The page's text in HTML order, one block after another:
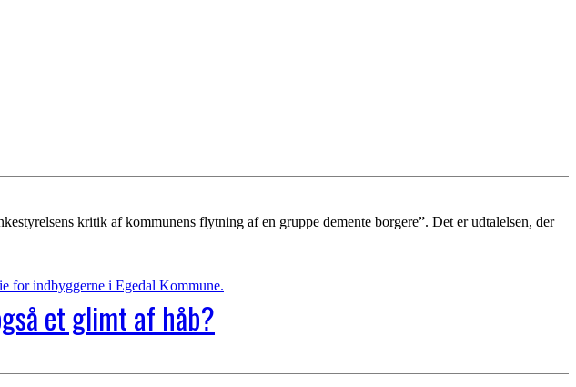
kritik af kommunens flytning af en gruppe demente borgere”. Det er udtalelsen, der
et glimt af håb?